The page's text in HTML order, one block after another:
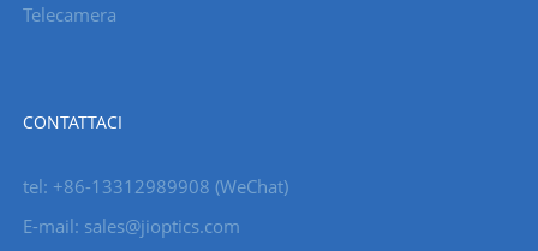
Telecamera
CONTATTACI
tel: +86-13312989908 (WeChat)
E-mail: sales@jioptics.com